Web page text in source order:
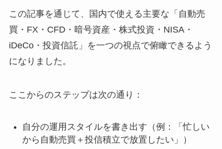
この記事を通じて、国内で使える主要な「自動売
買・FX・CFD・暗号資産・株式投資・NISA・
iDeCo・投資信託」を一つの視点で俯瞰できるよう
になりました。
ここからのステップは次の通り：
自分の運用スタイルを書き出す（例：「忙しい
から自動売買＋投信積立で放置したい」）